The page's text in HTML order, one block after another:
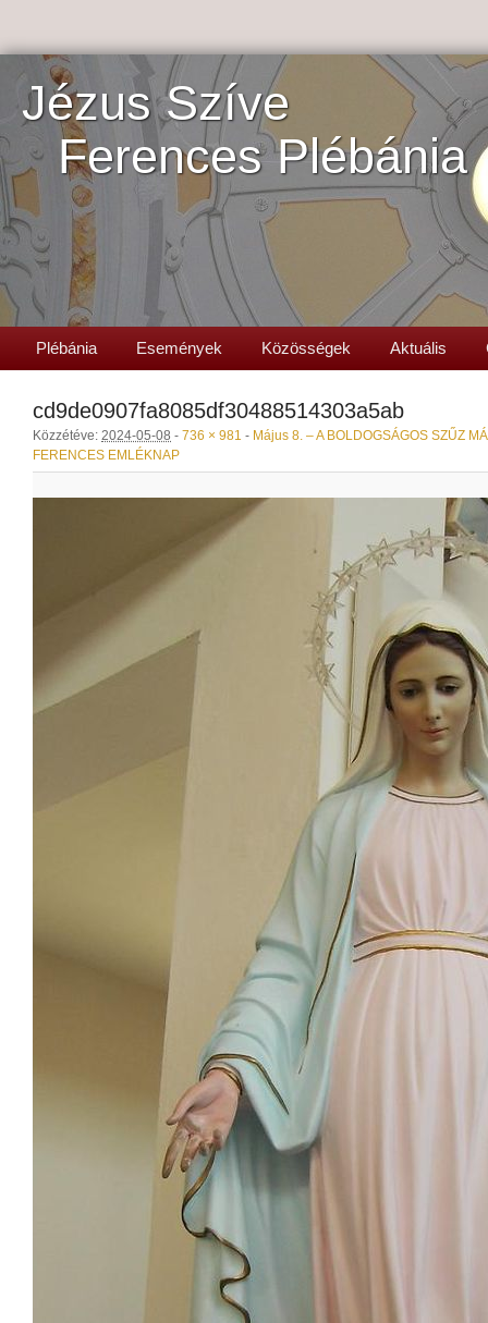
Jézus Szíve
Ferences Plébánia
Plébánia Események Közösségek Aktuális
cd9de0907fa8085df30488514303a5ab
Közzétéve: 2024-05-08 - 736 × 981 - Május 8. – A BOLDOGSÁGOS SZŰZ
FERENCES EMLÉKNAP